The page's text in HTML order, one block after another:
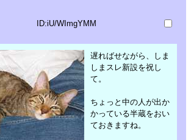
ID:iU/WImgYMM
遅ればせながら、しま
しまスレ新設を祝し
て。
ちょっと中の人が出か
かっている半蔵をおい
ておきますね。